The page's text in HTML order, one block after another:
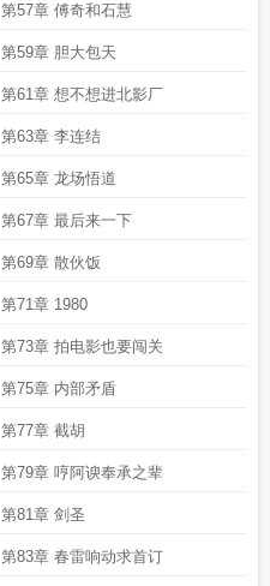
第57章 傅奇和石慧
第59章 胆大包天
第61章 想不想进北影厂
第63章 李连结
第65章 龙场悟道
第67章 最后来一下
第69章 散伙饭
第71章 1980
第73章 拍电影也要闯关
第75章 内部矛盾
第77章 截胡
第79章 哼阿谀奉承之辈
第81章 剑圣
第83章 春雷响动求首订